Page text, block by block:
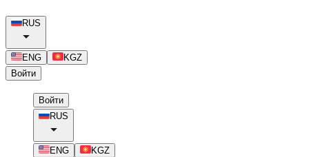
RUS
ENG
KGZ
Войти
Войти
RUS
ENG KGZ